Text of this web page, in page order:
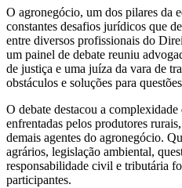
O agronegócio, um dos pilares da
constantes desafios jurídicos que
entre diversos profissionais do
um painel de debate reuniu
de justiça e uma juíza da vara de
obstáculos e soluções para
O debate destacou a
enfrentadas pelos produtores
demais agentes do agronegócio.
agrários, legislação ambiental,
responsabilidade civil e tributária
participantes.